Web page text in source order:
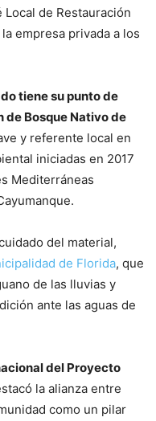
de Restauración
empresa privada a los
tiene su punto de
de Bosque Nativo de
y referente local en
iniciadas en 2017
Mediterráneas
del material,
de Florida, que
de las lluvias y
ante las aguas de
del Proyecto
la alianza entre
como un pilar